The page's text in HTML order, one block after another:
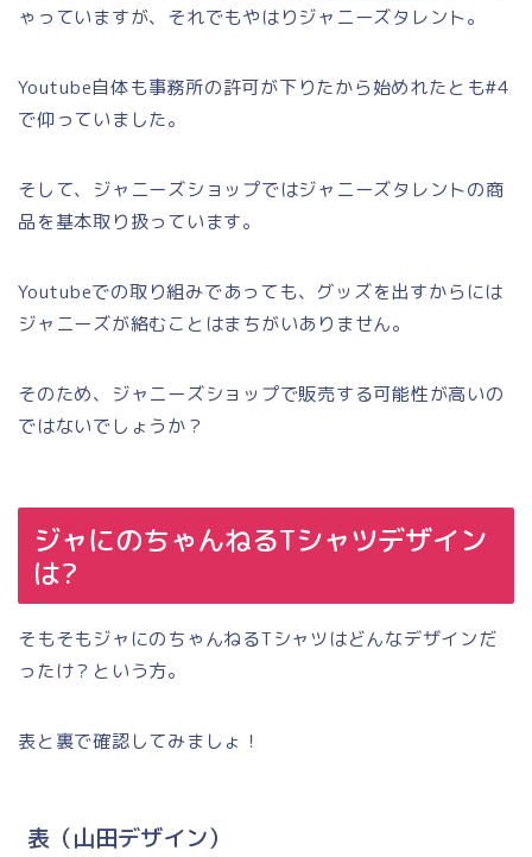
ゃっていますが、それでもやはりジャニーズタレント。
Youtube自体も事務所の許可が下りたから始めれたとも#4
で仰っていました。
そして、ジャニーズショップではジャニーズタレントの商
品を基本取り扱っています。
Youtubeでの取り組みであっても、グッズを出すからには
ジャニーズが絡むことはまちがいありません。
そのため、ジャニーズショップで販売する可能性が高いの
ではないでしょうか？
ジャにのちゃんねるTシャツデザイン
は?
そもそもジャにのちゃんねるTシャツはどんなデザインだ
ったけ？という方。
表と裏で確認してみましょ！
表（山田デザイン）